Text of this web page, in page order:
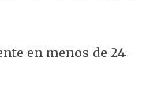
en menos de 24